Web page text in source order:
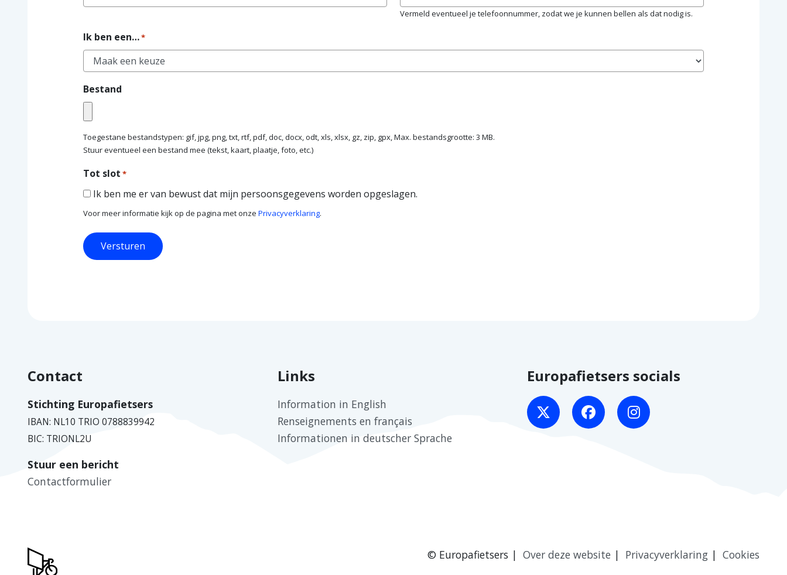
Vermeld eventueel je telefoonnummer, zodat we je kunnen bellen als dat nodig is.
Ik ben een…*
Bestand
Toegestane bestandstypen: gif, jpg, png, txt, rtf, pdf, doc, docx, odt, xls, xlsx, gz, zip, gpx, Max. bestandsgrootte: 3 MB.
Stuur eventueel een bestand mee (tekst, kaart, plaatje, foto, etc.)
Tot slot *
Ik ben me er van bewust dat mijn persoonsgegevens worden opgeslagen.
Voor meer informatie kijk op de pagina met onze Privacyverklaring.
Contact
Stichting Europafietsers
IBAN: NL10 TRIO 0788839942
BIC: TRIONL2U
Stuur een bericht
Contactformulier
Links
Information in English
Renseignements en français
Informationen in deutscher Sprache
Europafietsers socials
© Europafietsers Over deze website Privacyverklaring Cookies